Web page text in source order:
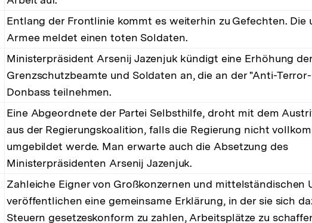
Entlang der Frontlinie kommt es weiterhin zu Gefechten. Die
Armee meldet einen toten Soldaten.
Ministerpräsident Arsenij Jazenjuk kündigt eine Erhöhung
Grenzschutzbeamte und Soldaten an, die an der "Anti-
Donbass teilnehmen.
Eine Abgeordnete der Partei Selbsthilfe, droht mit dem
aus der Regierungskoalition, falls die Regierung nicht
umgebildet werde. Man erwarte auch die Absetzung des
Ministerpräsidenten Arsenij Jazenjuk.
Zahleiche Eigner von Großkonzernen und mittelständischen
veröffentlichen eine gemeinsame Erklärung, in der sie sich
Steuern gesetzeskonform zu zahlen, Arbeitsplätze zu